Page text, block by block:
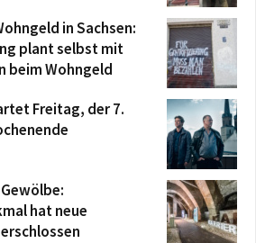
in Sachsen:
plant selbst mit
beim Wohngeld
Freitag, der 7.
hat neue